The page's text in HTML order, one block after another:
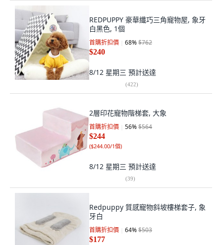
REDPUPPY 豪華纖巧三角寵物屋, 象牙
白黑色, 1個
首購折扣價 68%$762
$240
8/12 星期三 預計送達
(422)
2層印花寵物階梯套, 大象
首購折扣價 56%$564
$244
($244.00/1個)
8/12 星期三 預計送達
(39)
Redpuppy 質感寵物斜坡樓梯套子, 象
牙白
首購折扣價 64%$503
$177